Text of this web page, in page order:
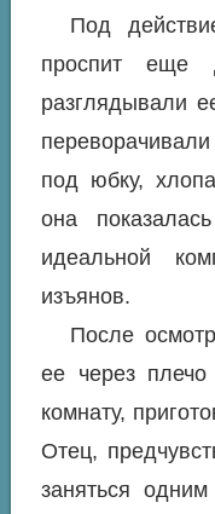
Под
проспит еще
разглядывали
под юбку,
она
идеальной
изъянов.
После
ее через
комнату,
Отец,
заняться